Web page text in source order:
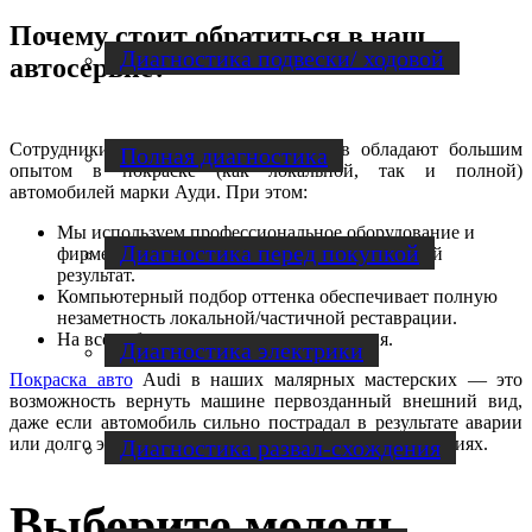
Диагностика подвески/ ходовой
Полная диагностика
Диагностика перед покупкой
Диагностика электрики
Диагностика развал-схождения
Почему стоит обратиться в наш
автосервис?
Сотрудники наших сервисных центров обладают большим
опытом в покраске (как локальной, так и полной)
автомобилей марки Ауди. При этом:
Мы используем профессиональное оборудование и
фирменные ЛКМ, обеспечивающие идеальный
результат.
Компьютерный подбор оттенка обеспечивает полную
незаметность локальной/частичной реставрации.
На все работы предоставляется гарантия.
Покраска автоAudi в наших малярных мастерских — это
возможность вернуть машине первозданный внешний вид,
даже если автомобиль сильно пострадал в результате аварии
или долго эксплуатировался в не самых лучших условиях.